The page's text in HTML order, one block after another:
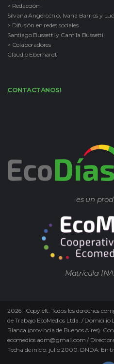
> Redacción
Silvana Angelicchio, Ivana Barrios y
> Difusión en redes sociales
Santiago Bussetti y Camila Bussetti
> Colaboradores
Claudio Eberhardt
CONTACTANOS!
es un
Matrícula
2026– Copyleft. Todos los derechos
de Trabajo EcoMedios Ltda. / Domicilio
Blanca (provincia de Buenos Aires).
ecomedios.adm@gmail.com /
Fecha de inicio: julio 2000. DNDA: En